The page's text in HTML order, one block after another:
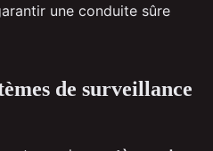
une conduite sûre
de surveillance